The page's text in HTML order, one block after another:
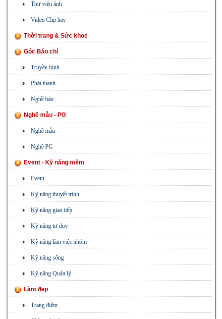
Thư viện ảnh
Video Clip hay
Thời trang & Sức khoẻ
Góc Báo chí
Truyền hình
Phát thanh
Nghề báo
Nghề mẫu - PG
Nghề mẫu
Nghề PG
Event - Kỹ năng mềm
Event
Kỹ năng thuyết trình
Kỹ năng giao tiếp
Kỹ năng tư duy
Kỹ năng làm việc nhóm
Kỹ năng sống
Kỹ năng Quản lý
Làm đẹp
Trang điểm